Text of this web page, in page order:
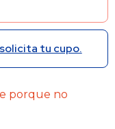
solicita tu cupo.
porque no